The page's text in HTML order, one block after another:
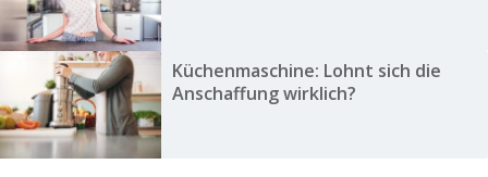
Küchenmaschine: Lohnt sich die
Anschaffung wirklich?